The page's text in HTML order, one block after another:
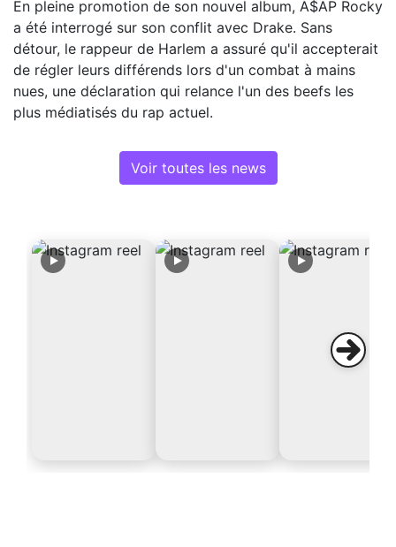
En pleine promotion de son nouvel album, A$AP Rocky
a été interrogé sur son conflit avec Drake. Sans
détour, le rappeur de Harlem a assuré qu'il accepterait
de régler leurs différends lors d'un combat à mains
nues, une déclaration qui relance l'un des beefs les
plus médiatisés du rap actuel.
Voir toutes les news